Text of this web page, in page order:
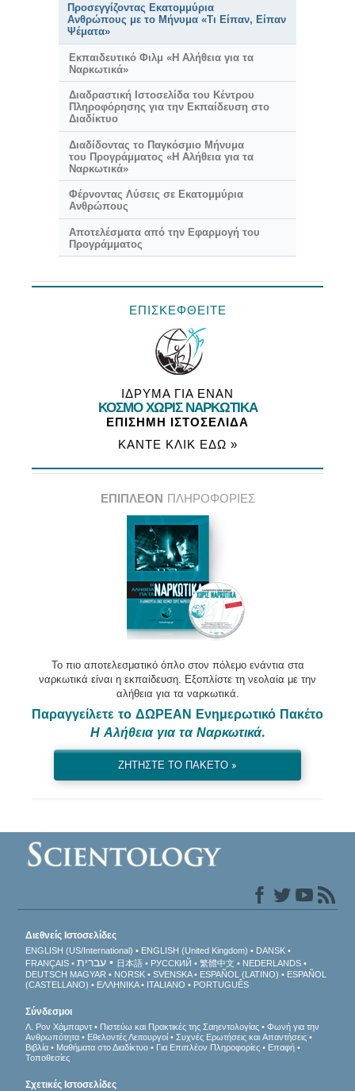
Προσεγγίζοντας Εκατομμύρια
Ανθρώπους με το Μήνυμα «Τι Είπαν, Είπαν
Ψέματα»
Εκπαιδευτικό Φιλμ «Η Αλήθεια για τα
Ναρκωτικά»
Διαδραστική Ιστοσελίδα του Κέντρου
Πληροφόρησης για την Εκπαίδευση στο
Διαδίκτυο
Διαδίδοντας το Παγκόσμιο Μήνυμα
του Προγράμματος «Η Αλήθεια για τα
Ναρκωτικά»
Φέρνοντας Λύσεις σε Εκατομμύρια
Ανθρώπους
Αποτελέσματα από την Εφαρμογή του
Προγράμματος
ΕΠΙΣΚΕΦΘΕΙΤΕ
ΙΔΡΥΜΑ ΓΙΑ ΕΝΑΝ
ΚΟΣΜΟ ΧΩΡΙΣ ΝΑΡΚΩΤΙΚΑ
ΕΠΙΣΗΜΗ ΙΣΤΟΣΕΛΙΔΑ
ΚΑΝΤΕ ΚΛΙΚ ΕΔΩ »
ΕΠΙΠΛΕΟΝ ΠΛΗΡΟΦΟΡΙΕΣ
Το πιο αποτελεσματικό όπλο στον πόλεμο ενάντια στα
ναρκωτικά είναι η εκπαίδευση. Εξοπλίστε τη νεολαία με την
αλήθεια για τα ναρκωτικά.
Παραγγείλετε το ΔΩΡΕΑΝ Ενημερωτικό Πακέτο
Η Αλήθεια για τα Ναρκωτικά.
ΖΗΤΗΣΤΕ ΤΟ ΠΑΚΕΤΟ »
Διεθνείς Ιστοσελίδες
ENGLISH (US/International) ENGLISH (United Kingdom)
DANSK
FRANÇAIS
עברית 日本語 РУССКИЙ 繁體中文
NEDERLANDS
DEUTSCH MAGYAR NORSK SVENSKA ESPAÑOL (LATINO)
ESPAÑOL
(CASTELLANO)
ΕΛΛΗΝΙΚA ITALIANO PORTUGUÊS
Σύνδεσμοι
Λ. Ρον Χάμπαρντ Πιστεύω και Πρακτικές της Σαηεντολογίας
Φωνή για την
Ανθρωπότητα
Εθελοντές Λειτουργοί
Συχνές Ερωτήσεις και Απαντήσεις
Βιβλία
Μαθήματα στο Διαδίκτυο Για Επιπλέον Πληροφορίες
Επαφή
Τοποθεσίες
Σχετικές Ιστοσελίδες